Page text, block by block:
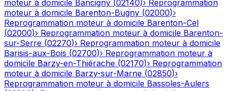
moteur à domicile Bancigny (02140)› Reprogrammation
moteur à domicile Barenton-Bugny (02000)›
Reprogrammation moteur à domicile Barenton-Cel
(02000)› Reprogrammation moteur à domicile Barenton-
sur-Serre (02270)› Reprogrammation moteur à domicile
Barisis-aux-Bois (02700)› Reprogrammation moteur à
domicile Barzy-en-Thiérache (02170)› Reprogrammation
moteur à domicile Barzy-sur-Marne (02850)›
Reprogrammation moteur à domicile Bassoles-Aulers